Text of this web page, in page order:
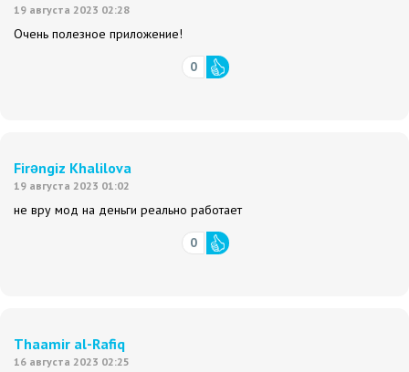
19 августа 2023 02:28
Очень полезное приложение!
0
Firəngiz Khalilova
19 августа 2023 01:02
не вру мод на деньги реально работает
0
Thaamir al-Rafiq
16 августа 2023 02:25